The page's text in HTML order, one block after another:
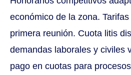
económico de la zona.
primera reunión. Cuota litis
demandas laborales y civiles
pago en cuotas para